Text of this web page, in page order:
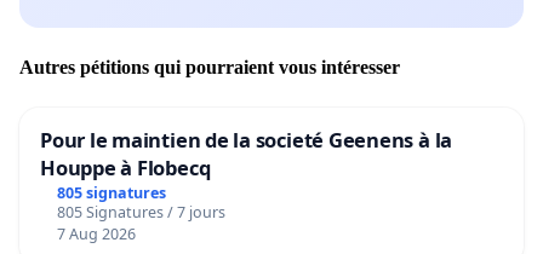
Autres pétitions qui pourraient vous intéresser
Pour le maintien de la societé Geenens à la
Houppe à Flobecq
805 signatures
805 Signatures / 7 jours
7 Aug 2026